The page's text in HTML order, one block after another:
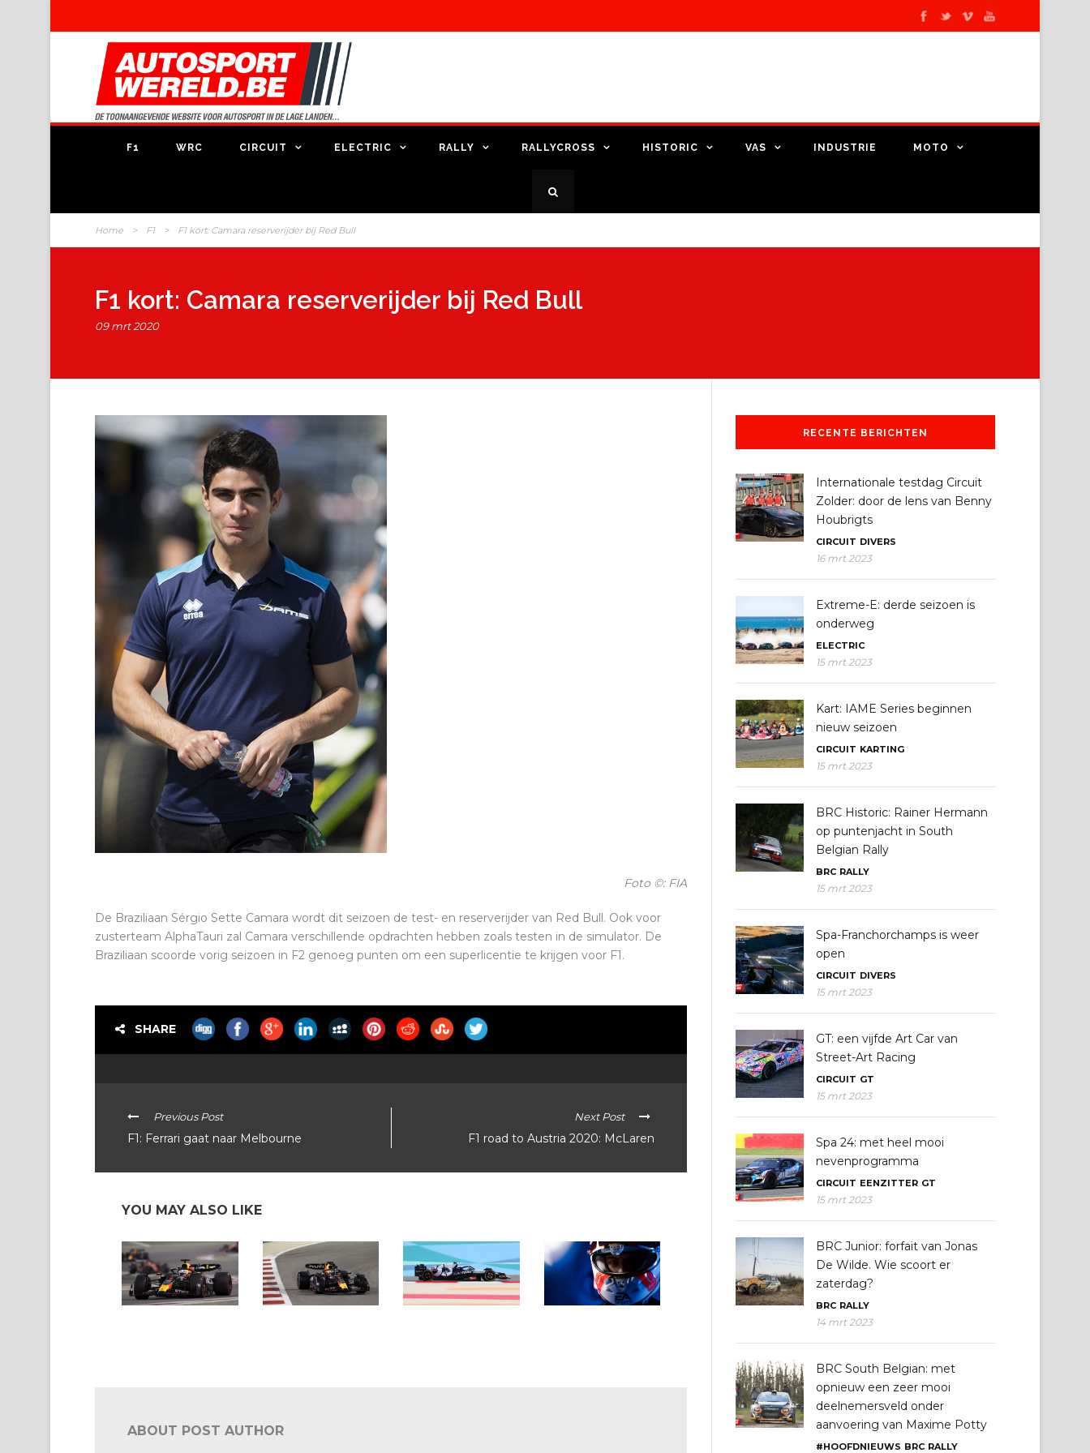
F1 WRC CIRCUIT ELECTRIC RALLY RALLYCROSS HISTORIC VAS INDUSTRIE MOTO
Home > F1 > F1 kort: Camara reserverijder bij Red Bull
F1 kort: Camara reserverijder bij Red Bull
09 mrt 2020
Foto ©: FIA
De Braziliaan Sérgio Sette Camara wordt dit seizoen de test- en reserverijder van Red Bull. Ook voor
zusterteam AlphaTauri zal Camara verschillende opdrachten hebben zoals testen in de simulator. De
Braziliaan scoorde vorig seizoen in F2 genoeg punten om een superlicentie te krijgen voor F1.
SHARE
Previous Post
F1: Ferrari gaat naar Melbourne
Next Post
F1 road to Austria 2020: McLaren
YOU MAY ALSO LIKE
ABOUT POST AUTHOR
RECENTE BERICHTEN
Internationale testdag Circuit
Zolder: door de lens van Benny
Houbrigts
CIRCUIT DIVERS
16 mrt 2023
Extreme-E: derde seizoen is
onderweg
ELECTRIC
15 mrt 2023
Kart: IAME Series beginnen
nieuw seizoen
CIRCUIT KARTING
15 mrt 2023
BRC Historic: Rainer Hermann
op puntenjacht in South
Belgian Rally
BRC RALLY
15 mrt 2023
Spa-Franchorchamps is weer
open
CIRCUIT DIVERS
15 mrt 2023
GT: een vijfde Art Car van
Street-Art Racing
CIRCUIT GT
15 mrt 2023
Spa 24: met heel mooi
nevenprogramma
CIRCUIT EENZITTER GT
15 mrt 2023
BRC Junior: forfait van Jonas
De Wilde. Wie scoort er
zaterdag?
BRC RALLY
14 mrt 2023
BRC South Belgian: met
opnieuw een zeer mooi
deelnemersveld onder
aanvoering van Maxime Potty
#HOOFDNIEUWS BRC RALLY